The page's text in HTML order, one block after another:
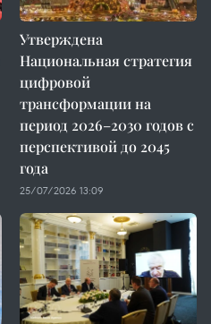
Утверждена
Национальная стратегия
цифровой
трансформации на
период 2026–2030 годов с
перспективой до 2045
года
25/07/2026 13:09